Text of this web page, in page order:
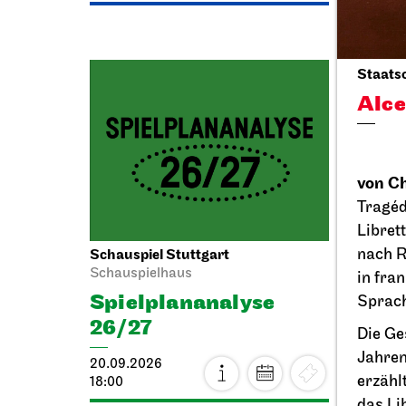
von
nach
in
Die
Schauspiel Stuttgart
Schauspielhaus
Spiel­plan­analyse
26/27
20.09.2026
18:00
JOiN
17:00